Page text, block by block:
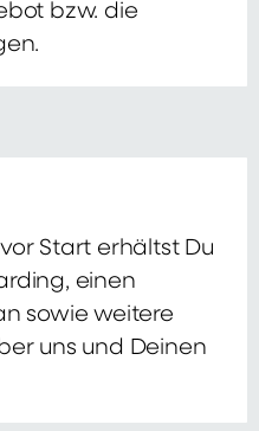
bzw. die
Start erhältst Du
einen
sowie weitere
uns und Deinen